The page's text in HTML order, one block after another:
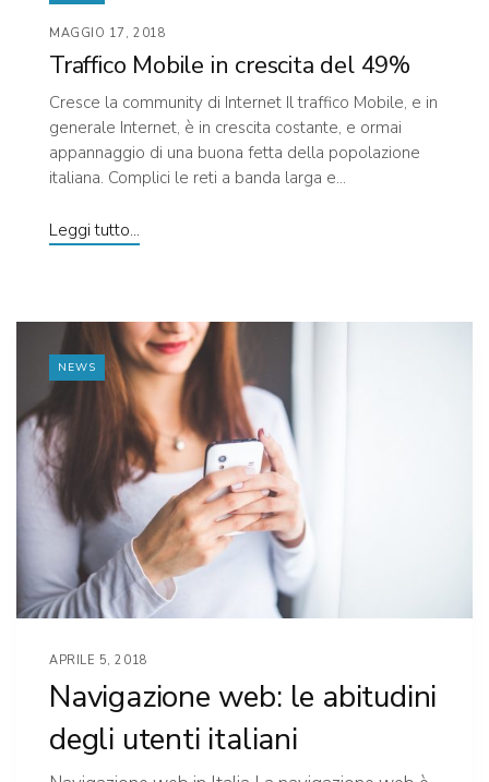
MAGGIO 17, 2018
Traffico Mobile in crescita del 49%
Cresce la community di Internet Il traffico Mobile, e in
generale Internet, è in crescita costante, e ormai
appannaggio di una buona fetta della popolazione
italiana. Complici le reti a banda larga e...
Leggi tutto...
NEWS
APRILE 5, 2018
Navigazione web: le abitudini
degli utenti italiani